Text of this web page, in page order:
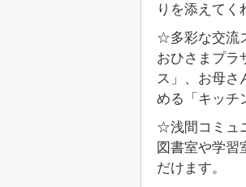
りを添えてく
☆多彩な交流
おひさまプラ
ス」、お母
める「キッチ
☆浅間コミュ
図書室や学習
だけます。